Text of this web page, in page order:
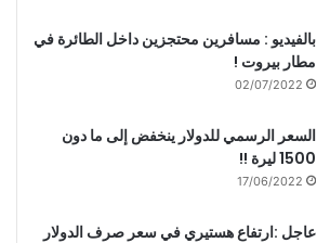
بالفيديو : مسافرين محتجزين داخل الطائرة في
مطار بيروت !
02/07/2022
السعر الرسمي للدولار ينخفض إلى ما دون
1500 ليرة !!
17/06/2022
عاجل :ارتفاع هستيري في سعر صرف الدولار